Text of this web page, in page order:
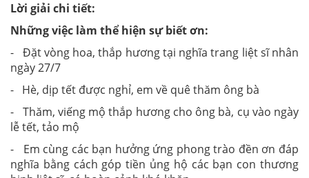
Lời giải chi tiết:
Những việc làm thể hiện sự biết ơn:
- Đặt vòng hoa, thắp hương tại nghĩa trang liệt sĩ nhân
ngày 27/7
- Hè, dịp tết được nghỉ, em về quê thăm ông bà
- Thăm, viếng mộ thắp hương cho ông bà, cụ vào ngày
lễ tết, tảo mộ
- Em cùng các bạn hưởng ứng phong trào đền ơn đáp
nghĩa bằng cách góp tiền ủng hộ các bạn con thương